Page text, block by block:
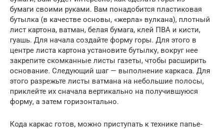
бумаги своими руками. Вам понадобится пластиковая
бутылка (в качестве основы, «жерла» вулкана), плотный
лист картона, ватман, белая бумага, клей ПВА и кисти,
гуашь. Для начала создайте форму горы. Для этого в
центре листа картона установите бутылку, вокруг нее
закрепите скомканные листы газеты, чтобы расширить
основание. Следующий шаг — выполнение каркаса. Для
этого разрежьте листы ватмана на небольшие полосы,
приклейте их сначала вертикально на получившуюся
форму, а затем горизонтально.
Кода каркас готов, можно приступать к технике папье-